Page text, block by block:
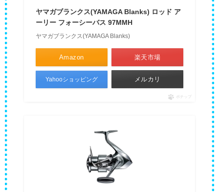
ヤマガブランクス(YAMAGA Blanks) ロッド ア
ーリー フォーシーバス 97MMH
ヤマガブランクス(YAMAGA Blanks)
Amazon 楽天市場
Yahooショッピング メルカリ
ポチップ